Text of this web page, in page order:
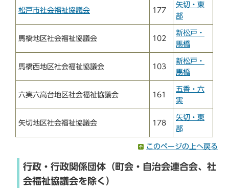
松戸市社会福祉協議会 177
矢切・東
部
馬橋地区社会福祉協議会 102
新松戸・
馬橋
馬橋西地区社会福祉協議会 103
新松戸・
馬橋
六実六高台地区社会福祉協議会 161
五香・六
実
矢切地区社会福祉協議会 178
矢切・東
部
このページの上へ戻る
行政・行政関係団体（町会・自治会連合会、社
会福祉協議会を除く）